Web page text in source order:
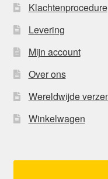
Klachtenprocedure
Levering
Mijn account
Over ons
Wereldwijde
Winkelwagen